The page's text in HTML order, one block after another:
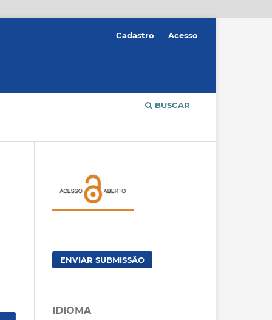
BUSCAR
Cadastro Acesso
ENVIAR SUBMISSÃO
IDIOMA